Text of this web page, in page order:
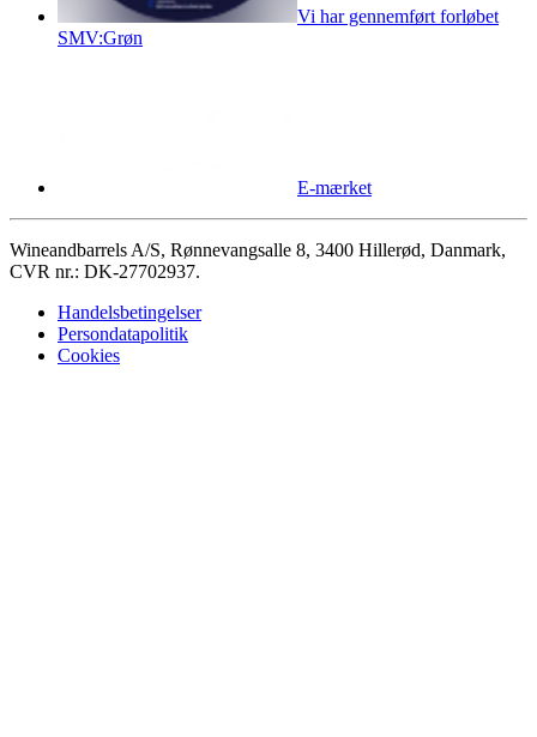
Vi har gennemført forløbet
SMV:Grøn
E-mærket
Wineandbarrels A/S, Rønnevangsalle 8, 3400 Hillerød, Danmark,
CVR nr.: DK-27702937.
Handelsbetingelser
Persondatapolitik
Cookies